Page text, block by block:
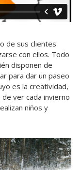
de sus clientes
con ellos. Todo
disponen de
para dar un paseo
es la creatividad,
ver cada invierno
niños y